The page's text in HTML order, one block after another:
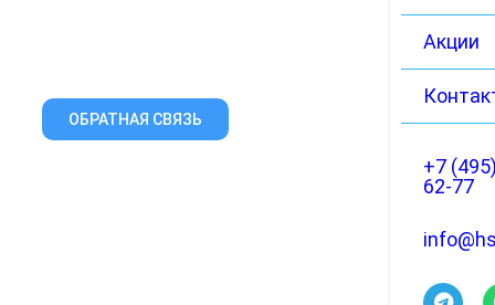
ОБРАТНАЯ СВЯЗЬ
Акции
+7
62-77